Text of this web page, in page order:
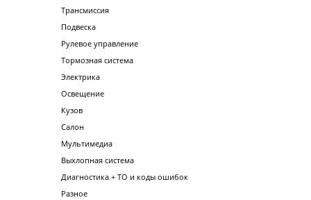
Трансмиссия
Подвеска
Рулевое управление
Тормозная система
Электрика
Освещение
Кузов
Салон
Мультимедиа
Выхлопная система
Диагностика + ТО и коды ошибок
Разное